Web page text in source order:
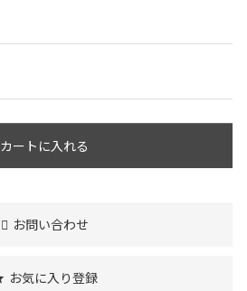
カートに入れる
お問い合わせ
お気に入り登録